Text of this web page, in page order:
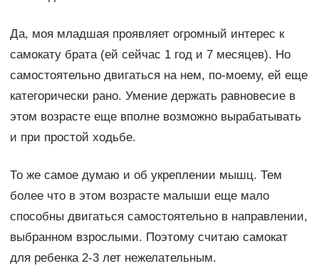
Да, моя младшая проявляет огромный интерес к
самокату брата (ей сейчас 1 год и 7 месяцев). Но
самостоятельно двигаться на нем, по-моему, ей еще
категорически рано. Умение держать равновесие в
этом возрасте еще вполне возможно вырабатывать
и при простой ходьбе.
То же самое думаю и об укреплении мышц. Тем
более что в этом возрасте малыши еще мало
способны двигаться самостоятельно в направлении,
выбранном взрослыми. Поэтому считаю самокат
для ребенка 2-3 лет нежелательным.